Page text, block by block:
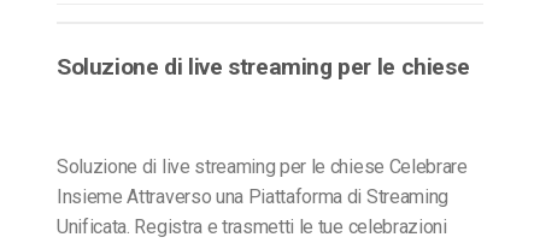
Soluzione di live streaming per le chiese
Soluzione di live streaming per le chiese Celebrare
Insieme Attraverso una Piattaforma di Streaming
Unificata. Registra e trasmetti le tue celebrazioni